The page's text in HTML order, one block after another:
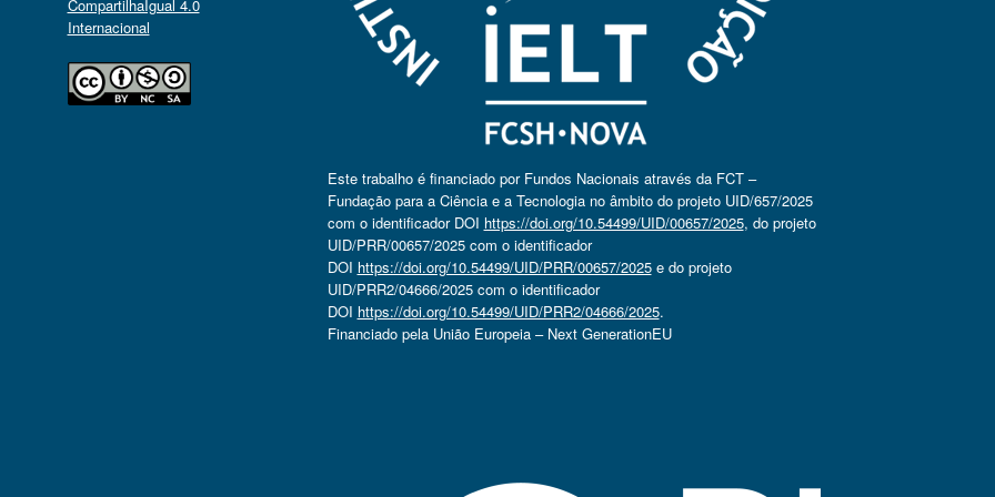
CompartilhaIgual 4.0
Internacional
Este trabalho é financiado por Fundos Nacionais através da FCT –
Fundação para a Ciência e a Tecnologia no âmbito do projeto UID/657/2025
com o identificador DOI https://doi.org/10.54499/UID/00657/2025, do projeto
UID/PRR/00657/2025 com o identificador
DOI https://doi.org/10.54499/UID/PRR/00657/2025e do projeto
UID/PRR2/04666/2025 com o identificador
DOI https://doi.org/10.54499/UID/PRR2/04666/2025.
Financiado pela União Europeia – Next GenerationEU